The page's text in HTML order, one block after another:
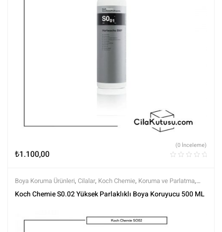
₺1.100,00
(0 İnceleme)
Boya Koruma Ürünleri, Cilalar, Koch Chemie, Koruma ve Parlatma,
Markalar,Parlatma,Polisaj ve Parlatma,Showcar Cilalar,Tüm
Koch Chemie S0.02 Yüksek Parlaklıklı Boya Koruyucu 500 ML